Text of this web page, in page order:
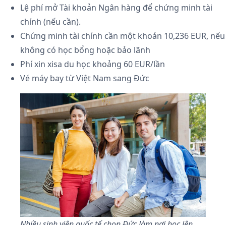
Lệ phí mở Tài khoản Ngân hàng để chứng minh tài
chính (nếu cần).
Chứng minh tài chính cần một khoản 10,236 EUR, nếu
không có học bổng hoặc bảo lãnh
Phí xin xisa du học khoảng 60 EUR/lần
Vé máy bay từ Việt Nam sang Đức